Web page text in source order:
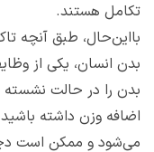
تکامل هستند.
بااین‌حال، طبق آنچه
بدن انسان، یکی از
بدن را در حالت نشسته
اضافه وزن داشته
می‌شود و ممکن است